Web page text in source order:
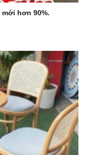
hơn 90%.